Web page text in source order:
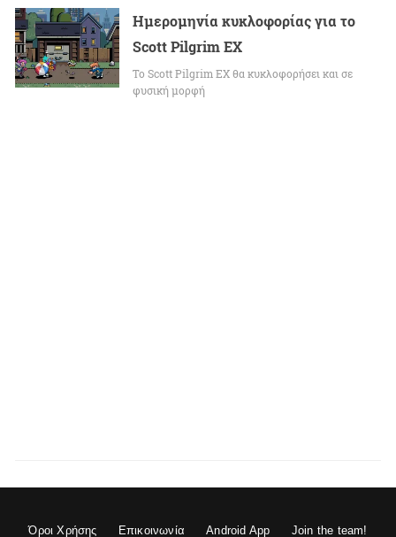
Ημερομηνία κυκλοφορίας για το
Scott Pilgrim EX
Το Scott Pilgrim EX θα κυκλοφορήσει και σε
φυσική μορφή
Όροι Χρήσης Επικοινωνία Android App Join the team!